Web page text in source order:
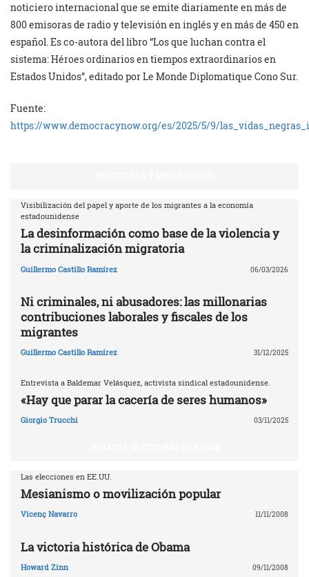
noticiero internacional que se emite diariamente en más de
800 emisoras de radio y televisión en inglés y en más de 450 en
español. Es co-autora del libro “Los que luchan contra el
sistema: Héroes ordinarios en tiempos extraordinarios en
Estados Unidos”, editado por Le Monde Diplomatique Cono Sur.
Fuente:
https://www.democracynow.org/es/2025/5/9/
Visibilización del papel y aporte de los migrantes a la economía
estadounidense
La desinformación como base de la violencia y
la criminalización migratoria
Guillermo Castillo Ramírez 06/03/2026
Ni criminales, ni abusadores: las millonarias
contribuciones laborales y fiscales de los
migrantes
Guillermo Castillo Ramírez 31/12/2025
Entrevista a Baldemar Velásquez, activista sindical estadounidense.
«Hay que parar la cacería de seres humanos»
Giorgio Trucchi 03/11/2025
Las elecciones en EE.UU.
Mesianismo o movilización popular
Vicenç Navarro 11/11/2008
La victoria histórica de Obama
Howard Zinn 09/11/2008